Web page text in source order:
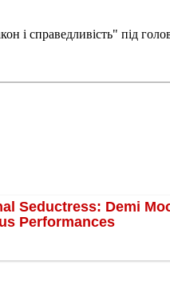
і справедливість" під